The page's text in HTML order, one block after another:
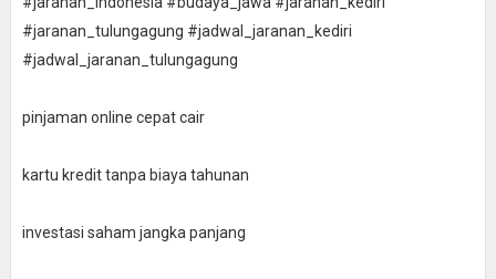
#jaranan_tulungagung #jadwal_jaranan_kediri
#jadwal_jaranan_tulungagung
pinjaman online cepat cair
kartu kredit tanpa biaya tahunan
investasi saham jangka panjang